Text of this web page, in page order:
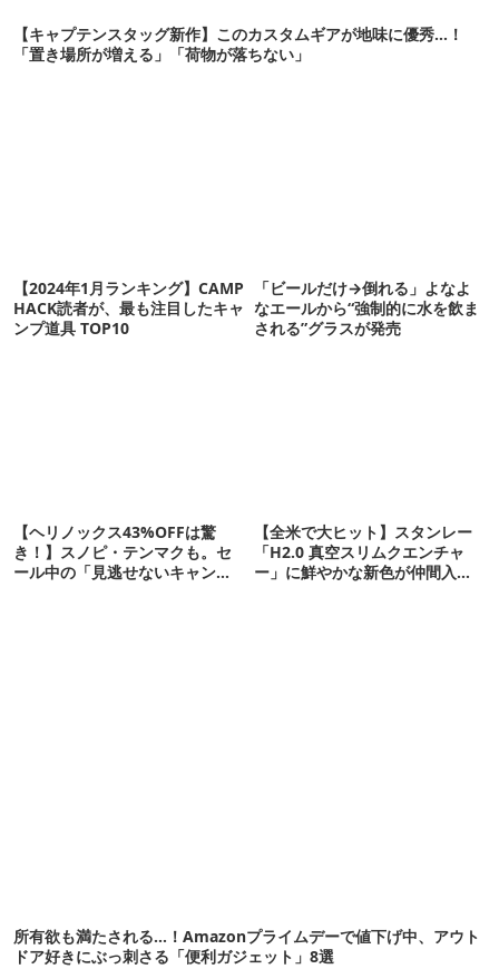
【キャプテンスタッグ新作】このカスタムギアが地味に優秀…！
「置き場所が増える」「荷物が落ちない」
【2024年1月ランキング】CAMP
HACK読者が、最も注目したキャ
ンプ道具 TOP10
「ビールだけ→倒れる」よなよ
なエールから“強制的に水を飲ま
される”グラスが発売
【ヘリノックス43%OFFは驚
き！】スノピ・テンマクも。セ
ール中の「見逃せないキャンプ
【全米で大ヒット】スタンレー
「H2.0 真空スリムクエンチャ
ー」に鮮やかな新色が仲間入
所有欲も満たされる…！Amazonプライムデーで値下げ中、アウト
ドア好きにぶっ刺さる「便利ガジェット」8選